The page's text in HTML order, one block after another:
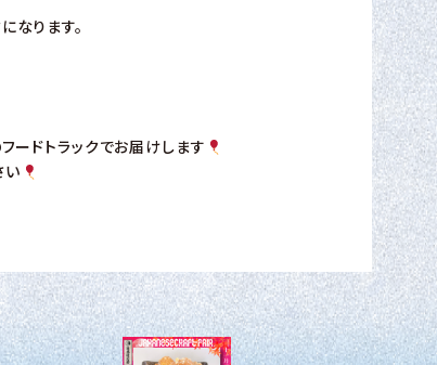
ります。
ードトラックでお届けします
い